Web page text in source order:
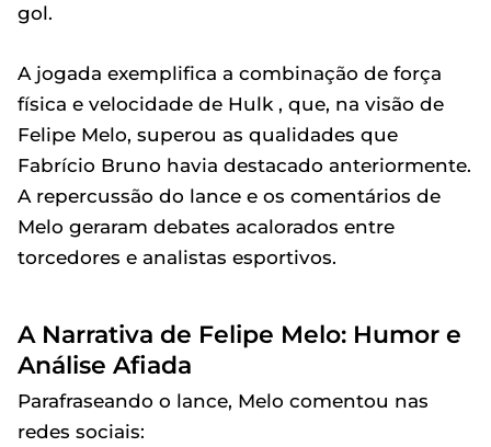
gol.
A jogada exemplifica a combinação de força
física e velocidade de Hulk , que, na visão de
Felipe Melo, superou as qualidades que
Fabrício Bruno havia destacado anteriormente.
A repercussão do lance e os comentários de
Melo geraram debates acalorados entre
torcedores e analistas esportivos.
A Narrativa de Felipe Melo: Humor e
Análise Afiada
Parafraseando o lance, Melo comentou nas
redes sociais: